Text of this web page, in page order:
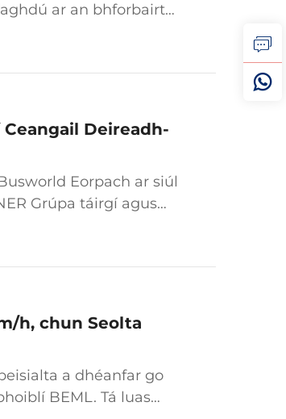
ar an bhforbairt
Deireadh-
Eorpach ar siúl
Grúpa táirgí agus
h, chun Seolta
a dhéanfar go
BEML. Tá luas